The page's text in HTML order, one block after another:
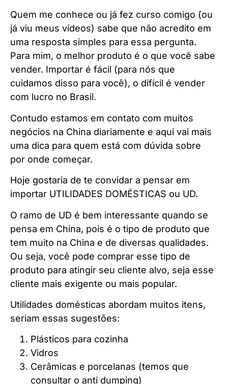
Quem me conhece ou já fez curso comigo (ou
já viu meus vídeos) sabe que não acredito em
uma resposta simples para essa pergunta.
Para mim, o melhor produto é o que você sabe
vender. Importar é fácil (para nós que
cuidamos disso para você), o difícil é vender
com lucro no Brasil.
Contudo estamos em contato com muitos
negócios na China diariamente e aqui vai mais
uma dica para quem está com dúvida sobre
por onde começar.
Hoje gostaria de te convidar a pensar em
importar UTILIDADES DOMÉSTICAS ou UD.
O ramo de UD é bem interessante quando se
pensa em China, pois é o tipo de produto que
tem muito na China e de diversas qualidades.
Ou seja, você pode comprar esse tipo de
produto para atingir seu cliente alvo, seja esse
cliente mais exigente ou mais popular.
Utilidades domésticas abordam muitos itens,
seriam essas sugestões:
Plásticos para cozinha
Vidros
Cerâmicas e porcelanas (temos que
consultar o anti dumping)